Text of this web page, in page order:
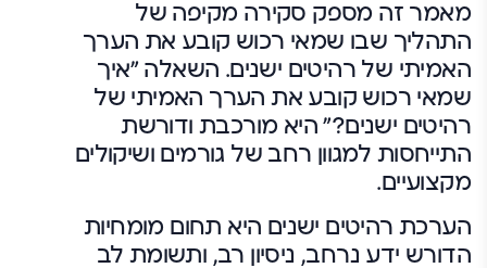
מאמר זה מספק סקירה מקיפה של
התהליך שבו שמאי רכוש קובע את הערך
האמיתי של רהיטים ישנים. השאלה "איך
שמאי רכוש קובע את הערך האמיתי של
רהיטים ישנים?" היא מורכבת ודורשת
התייחסות למגוון רחב של גורמים ושיקולים
מקצועיים.
הערכת רהיטים ישנים היא תחום מומחיות
הדורש ידע נרחב, ניסיון רב, ותשומת לב